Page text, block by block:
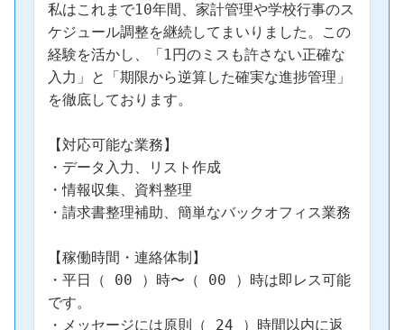
私はこれまで10年間、家計管理や学校行事のス
ケジュール調整を継続してまいりました。この
経験を活かし、「1円のミスも許さない正確な
入力」と「期限から逆算した確実な進捗管理」
を徹底しております。
【対応可能な業務】
・データ入力、リスト作成
・情報収集、資料整理
・請求書整理補助、簡単なバックオフィス業務
【稼働時間・連絡体制】
・平日（ 00 ）時〜（ 00 ）時は即レス可能
です。
・メッセージには原則（ 24 ）時間以内に返